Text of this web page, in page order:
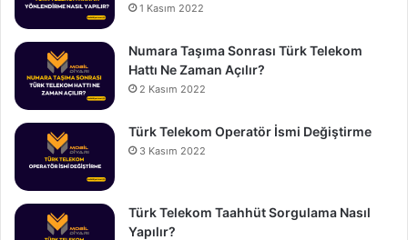
1 Kasım 2022
Numara Taşıma Sonrası Türk Telekom
Hattı Ne Zaman Açılır?
2 Kasım 2022
Türk Telekom Operatör İsmi Değiştirme
3 Kasım 2022
Türk Telekom Taahhüt Sorgulama Nasıl
Yapılır?